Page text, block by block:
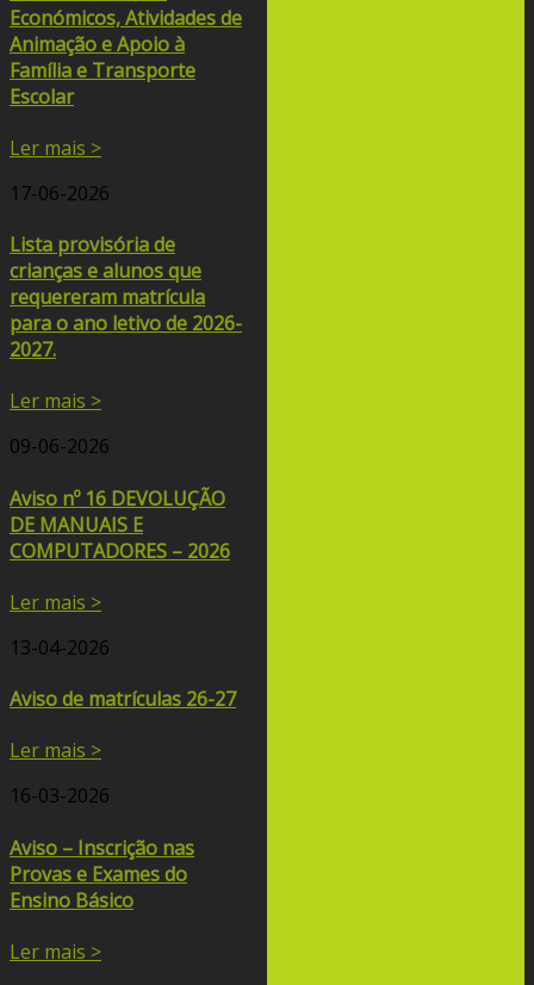
Económicos, Atividades de
Animação e Apoio à
Família e Transporte
Escolar
Ler mais >
17-06-2026
Lista provisória de
crianças e alunos que
requereram matrícula
para o ano letivo de 2026-
2027.
Ler mais >
09-06-2026
Aviso nº 16 DEVOLUÇÃO
DE MANUAIS E
COMPUTADORES – 2026
Ler mais >
13-04-2026
Aviso de matrículas 26-27
Ler mais >
16-03-2026
Aviso – Inscrição nas
Provas e Exames do
Ensino Básico
Ler mais >